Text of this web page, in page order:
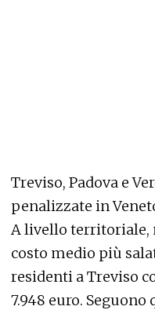
Treviso, Padova e
penalizzate in
A livello territoriale,
costo medio più
residenti a Treviso
7.948 euro. Seguono